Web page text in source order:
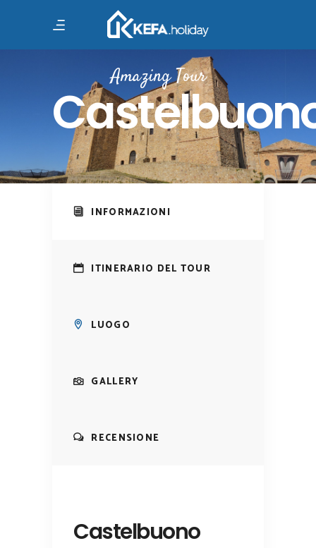
Amazing Tour
INFORMAZIONI
ITINERARIO DEL TOUR
LUOGO
GALLERY
RECENSIONE
Castelbuono